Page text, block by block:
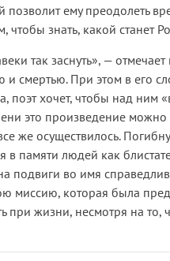
позволит ему преодолеть
чтобы знать, какой станет
так заснуть», —
смертью. При этом в его
поэт хочет, чтобы над ним
это произведение
же осуществилось.
в памяти людей как
подвиги во имя
миссию, которая была
при жизни, несмотря на